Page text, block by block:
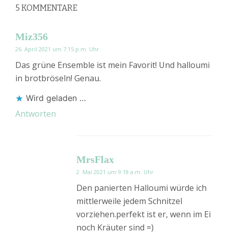
5 KOMMENTARE
Miz356
26. April 2021 um 7:15 p.m. Uhr
Das grüne Ensemble ist mein Favorit! Und halloumi
in brotbröseln! Genau.
Wird geladen …
Antworten
MrsFlax
2. Mai 2021 um 9:18 a.m. Uhr
Den panierten Halloumi würde ich
mittlerweile jedem Schnitzel
vorziehen.perfekt ist er, wenn im Ei
noch Kräuter sind =)